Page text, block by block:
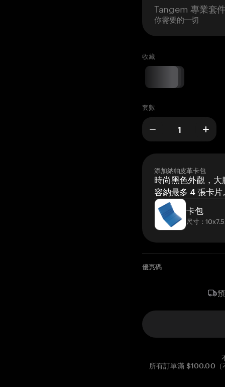
Tangem 專業套
你需要的一切
收藏
套數
添加納帕皮革卡包
時尚黑色外觀，大
容納最多 4 張卡片
卡包
尺寸：
優惠碼
所有訂單滿 $100.00（